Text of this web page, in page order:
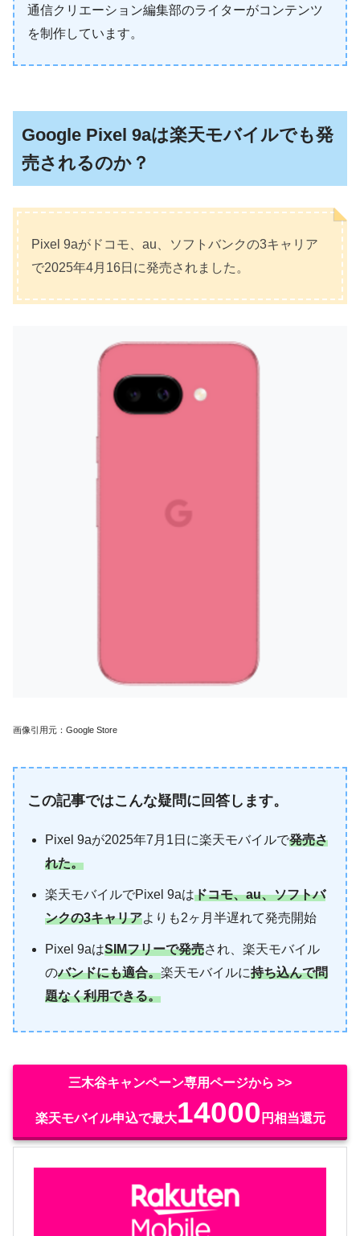
通信クリエーション編集部のライターがコンテンツ
を制作しています。
Google Pixel 9aは楽天モバイルでも発
売されるのか？
Pixel 9aがドコモ、au、ソフトバンクの3キャリア
で2025年4月16日に発売されました。
画像引用元：Google Store
この記事ではこんな疑問に回答します。
Pixel 9aが2025年7月1日に楽天モバイルで発売さ
れた。
楽天モバイルでPixel 9aはドコモ、au、ソフトバ
ンクの3キャリアよりも2ヶ月半遅れて発売開始
Pixel 9aはSIMフリーで発売され、楽天モバイル
のバンドにも適合。楽天モバイルに持ち込んで問
題なく利用できる。
三木谷キャンペーン専用ページから >>
楽天モバイル申込で最大14000 円相当還元